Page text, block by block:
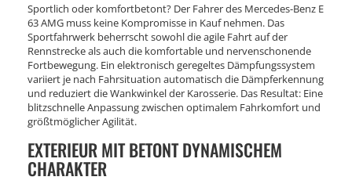
Sportlich oder komfortbetont? Der Fahrer des Mercedes-Benz E
63 AMG muss keine Kompromisse in Kauf nehmen. Das
Sportfahrwerk beherrscht sowohl die agile Fahrt auf der
Rennstrecke als auch die komfortable und nervenschonende
Fortbewegung. Ein elektronisch geregeltes Dämpfungssystem
variiert je nach Fahrsituation automatisch die Dämpferkennung
und reduziert die Wankwinkel der Karosserie. Das Resultat: Eine
blitzschnelle Anpassung zwischen optimalem Fahrkomfort und
größtmöglicher Agilität.
EXTERIEUR MIT BETONT DYNAMISCHEM
CHARAKTER